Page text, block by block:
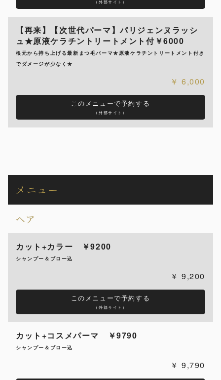
（外部サイト）
【再来】【次世代パーマ】パリジェンヌラッシ
ュ★原液ケラチントリートメント付￥6000
根元から持ち上げる最新まつ毛パーマ★原液ケラチントリートメント付き
でダメージが少なく★
6,000
このメニューで予約する
（外部サイト）
メニュー
ヘア
カット+カラー ￥9200
シャンプー＆ブロー込
9,200
このメニューで予約する
（外部サイト）
カット+コスメパーマ ￥9790
シャンプー＆ブロー込
9,790